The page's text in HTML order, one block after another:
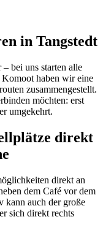
in Tangstedt
bei uns starten alle
haben wir eine
zusammengestellt.
möchten: erst
umgekehrt.
direkt
direkt an
dem Café vor dem
kann auch der große
sich direkt rechts